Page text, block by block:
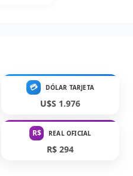
💳 DÓLAR TARJETA
U$S 1.976
R$ REAL OFICIAL
R$ 294